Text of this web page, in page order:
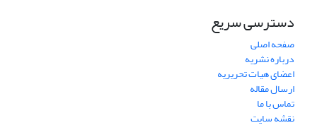
دسترسی سریع
صفحه اصلی
درباره نشریه
اعضای هیات تحریریه
ارسال مقاله
تماس با ما
نقشه سایت